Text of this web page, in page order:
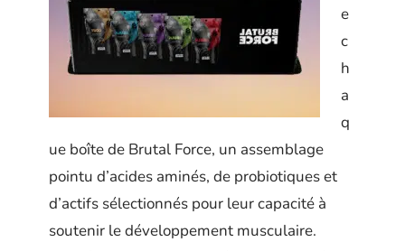
e
c
h
a
q
ue boîte de Brutal Force, un assemblage
pointu d’acides aminés, de probiotiques et
d’actifs sélectionnés pour leur capacité à
soutenir le développement musculaire.